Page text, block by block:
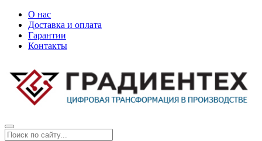
О нас
Доставка и оплата
Гарантии
Контакты